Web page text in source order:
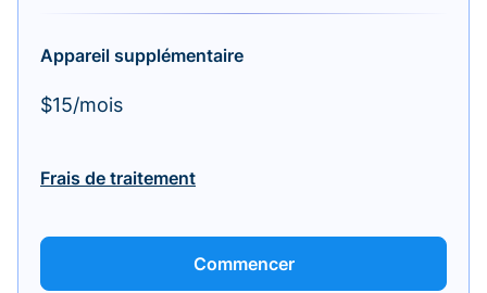
Appareil supplémentaire
$15/mois
Frais de traitement
Commencer